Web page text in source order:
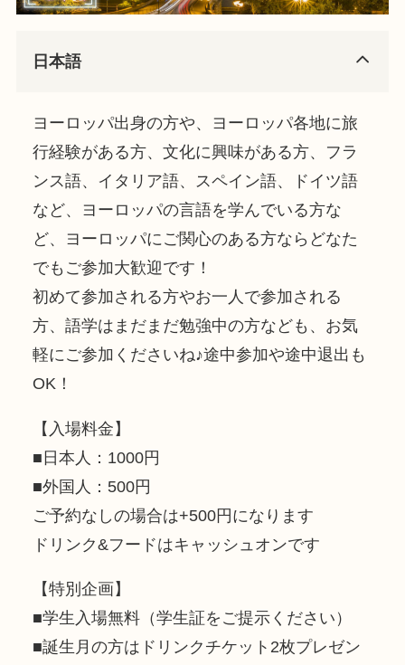
日本語
ヨーロッパ出身の方や、ヨーロッパ各地に旅
行経験がある方、文化に興味がある方、フラ
ンス語、イタリア語、スペイン語、ドイツ語
など、ヨーロッパの言語を学んでいる方な
ど、ヨーロッパにご関心のある方ならどなた
でもご参加大歓迎です！
初めて参加される方やお一人で参加される
方、語学はまだまだ勉強中の方なども、お気
軽にご参加くださいね♪途中参加や途中退出も
OK！
【入場料金】
■日本人：1000円
■外国人：500円
ご予約なしの場合は+500円になります
ドリンク&フードはキャッシュオンです
【特別企画】
■学生入場無料（学生証をご提示ください）
■誕生月の方はドリンクチケット2枚プレゼン